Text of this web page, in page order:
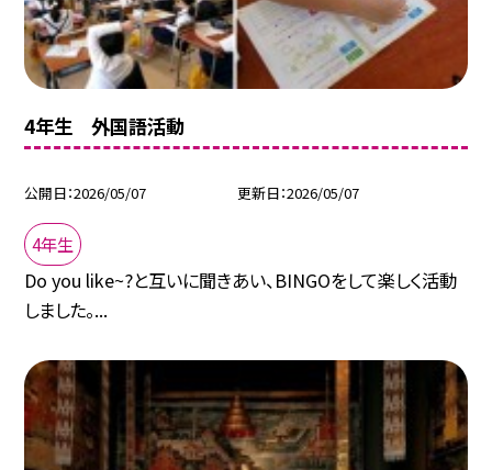
4年生 外国語活動
公開日 2026/05/07 更新日 2026/05/07
4年生
Do you like~?と互いに聞きあい、BINGOをして楽しく活動
しました。...